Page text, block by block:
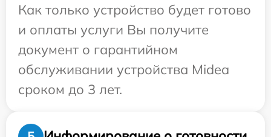
Как только устройство будет готово
и оплаты услуги Вы получите
документ о гарантийном
обслуживании устройства Midea
сроком до 3 лет.